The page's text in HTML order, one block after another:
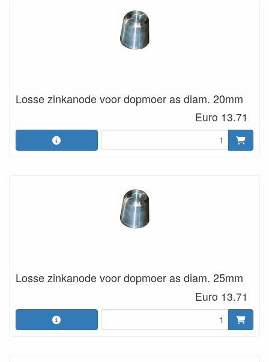
Losse zinkanode voor dopmoer as diam. 20mm
Euro 13.71
Losse zinkanode voor dopmoer as diam. 25mm
Euro 13.71